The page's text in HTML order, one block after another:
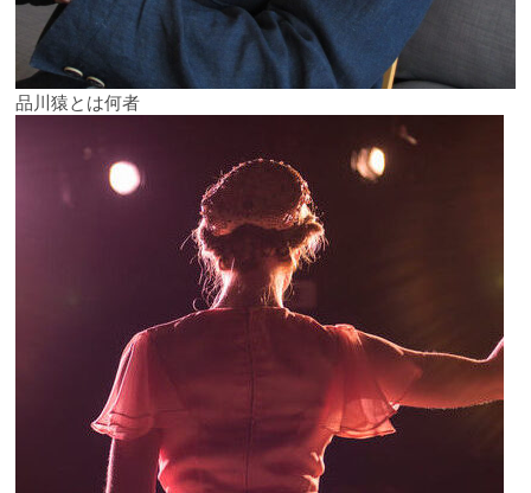
品川猿とは何者